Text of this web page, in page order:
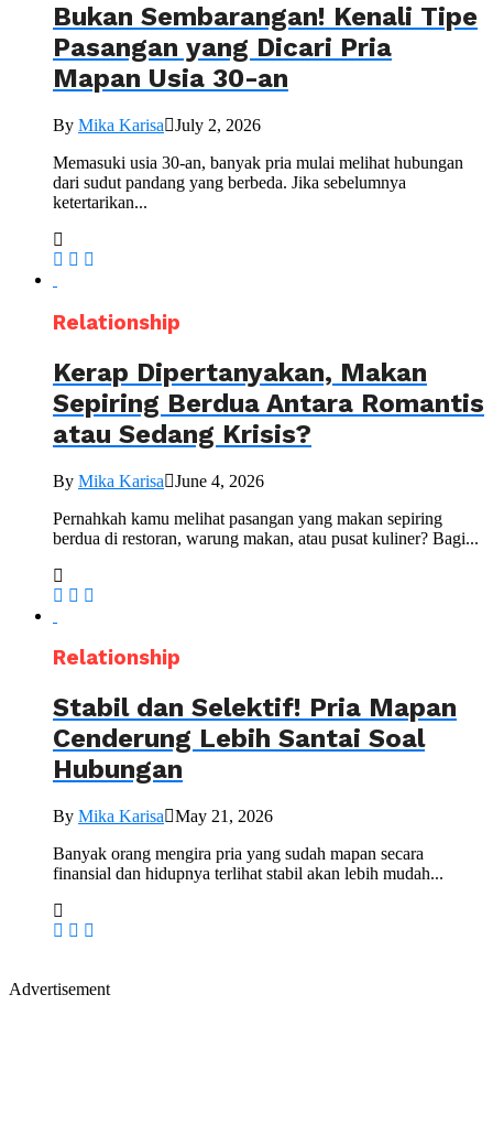
Bukan Sembarangan! Kenali Tipe
Pasangan yang Dicari Pria
Mapan Usia 30-an
By Mika Karisa
July 2, 2026
Memasuki usia 30-an, banyak pria mulai melihat hubungan
dari sudut pandang yang berbeda. Jika sebelumnya
ketertarikan...
Relationship
Kerap Dipertanyakan, Makan
Sepiring Berdua Antara Romantis
atau Sedang Krisis?
By Mika Karisa
June 4, 2026
Pernahkah kamu melihat pasangan yang makan sepiring
berdua di restoran, warung makan, atau pusat kuliner? Bagi...
Relationship
Stabil dan Selektif! Pria Mapan
Cenderung Lebih Santai Soal
Hubungan
By Mika Karisa
May 21, 2026
Banyak orang mengira pria yang sudah mapan secara
finansial dan hidupnya terlihat stabil akan lebih mudah...
Advertisement